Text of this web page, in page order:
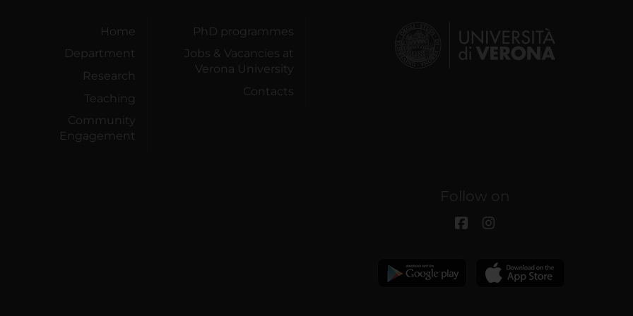
Home
Department
Research
Teaching
Community
Engagement
PhD programmes
Jobs & Vacancies at
Verona University
Contacts
Follow on